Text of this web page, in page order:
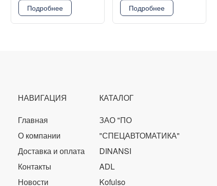
Подробнее Подробнее
НАВИГАЦИЯ
Главная
О компании
Доставка и оплата
Контакты
Новости
КАТАЛОГ
ЗАО "ПО
"СПЕЦАВТОМАТИКА"
DINANSI
ADL
Kofulso